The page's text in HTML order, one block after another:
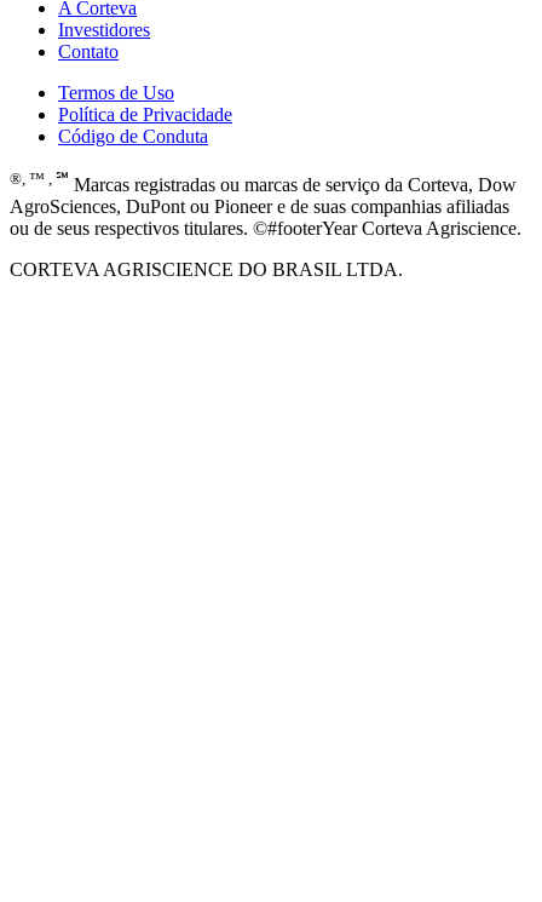
A Corteva
Investidores
Contato
Termos de Uso
Política de Privacidade
Código de Conduta
®, ™ , ℠ Marcas registradas ou marcas de serviço da Corteva, Dow
AgroSciences, DuPont ou Pioneer e de suas companhias afiliadas
ou de seus respectivos titulares. ©#footerYear Corteva Agriscience.
CORTEVA AGRISCIENCE DO BRASIL LTDA.